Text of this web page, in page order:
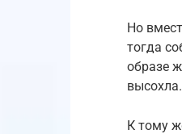
Но
тогда
образе
К тому